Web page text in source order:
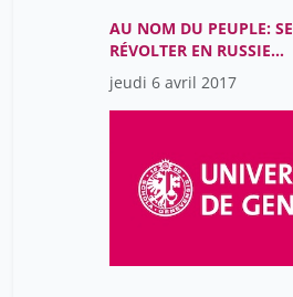
AU NOM DU PEUPLE: SE
RÉVOLTER EN RUSSIE
TSARISTE (1825-1917)
jeudi 6 avril 2017